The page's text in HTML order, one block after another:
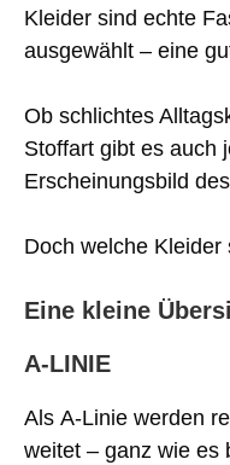
Kleider sind echte
ausgewählt – eine
Ob schlichtes
Stoffart gibt es auch
Erscheinungsbild
Doch welche
Eine kleine
A-LINIE
Als A-Linie werden
weitet – ganz wie es